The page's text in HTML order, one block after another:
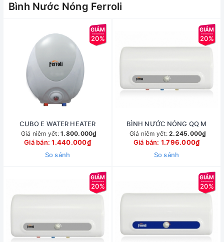
Bình Nước Nóng Ferroli
20%
CUBO E WATER HEATER
Giá niêm yết: 1.800.000₫
Giá bán:1.440.000₫
So sánh
20%
BÌNH NƯỚC NÓNG QQ M
Giá niêm yết: 2.245.000₫
Giá bán: 1.796.000₫
So sánh
20% 20%